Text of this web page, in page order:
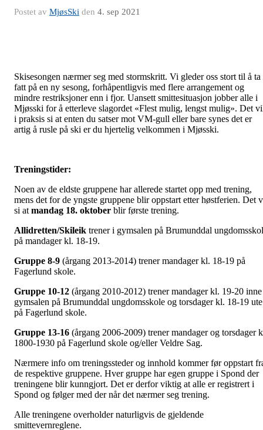
Postet av MjøsSki den 4. sep 2021
Skisesongen nærmer seg med stormskritt. Vi gleder oss stort til å ta
fatt på en ny sesong, forhåpentligvis med flere arrangement og
mindre restriksjoner enn i fjor. Uansett smittesituasjon jobber alle i
Mjøsski for å etterleve slagordet «Flest mulig, lengst mulig». Det
i praksis si at enten du satser mot VM-gull eller bare synes det er
artig å rusle på ski er du hjertelig velkommen i Mjøsski.
Treningstider:
Noen av de eldste gruppene har allerede startet opp med trening,
mens det for de yngste gruppene blir oppstart etter høstferien. Det
si at mandag 18. oktober blir første trening.
Allidretten/Skileik trener i gymsalen på Brumunddal
på mandager kl. 18-19.
Gruppe 8-9 (årgang 2013-2014) trener mandager kl. 18-19 på
Fagerlund skole.
Gruppe 10-12 (årgang 2010-2012) trener mandager kl. 19-20
gymsalen på Brumunddal ungdomsskole og torsdager kl. 18-19 ute
på Fagerlund skole.
Gruppe 13-16 (årgang 2006-2009) trener mandager og torsdager
1800-1930 på Fagerlund skole og/eller Veldre Sag.
Nærmere info om treningssteder og innhold kommer før oppstart
de respektive gruppene. Hver gruppe har egen gruppe i Spond der
treningene blir kunngjort. Det er derfor viktig at alle er registrert i
Spond og følger med der når det nærmer seg trening.
Alle treningene overholder naturligvis de gjeldende
smittevernreglene.